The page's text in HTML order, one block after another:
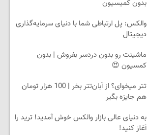
بدون کمیسیون
والکس: پل ارتباطی شما با دنیای سرمایه‌گذاری
دیجیتال
ماشینت رو بدون دردسر بفروش | بدون
کمسیون 😍
تتر میخوای؟ از آبان‌تتر بخر | 100 هزار تومان
هم جایزه بگیر
به دنیای عالی بازار والکس خوش آمدید! ترید را
آغاز کنید!